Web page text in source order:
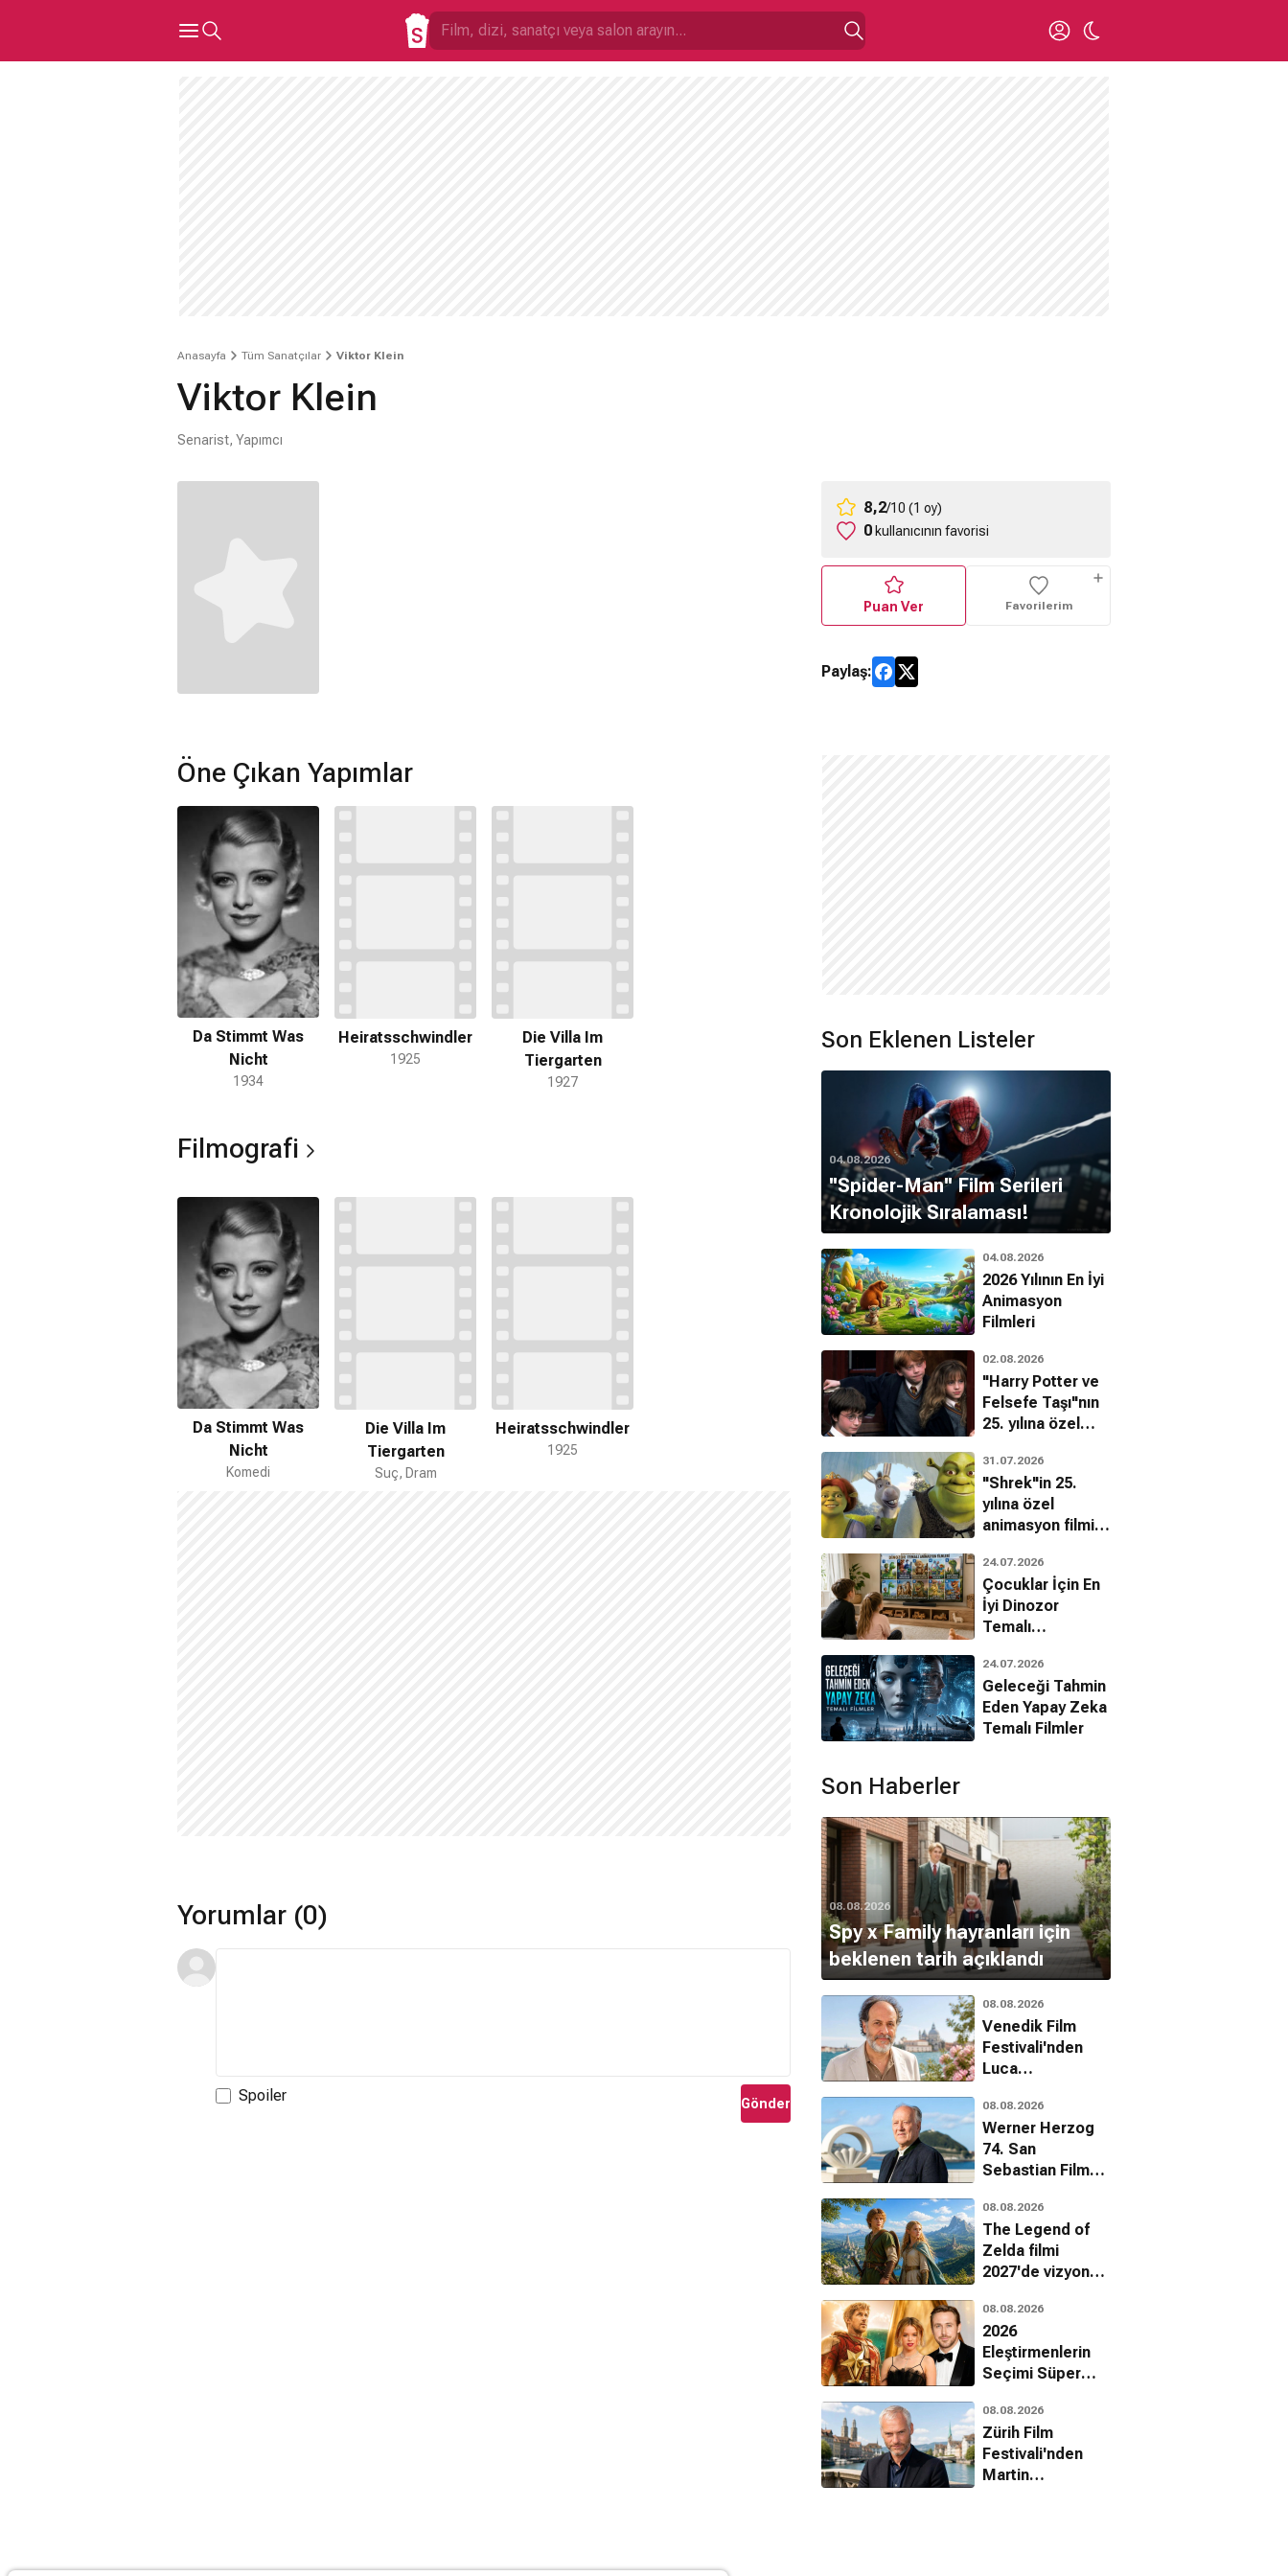
Anasayfa Tüm Sanatçılar Viktor Klein
Viktor Klein
Senarist, Yapımcı
8,2/10 (1 oy)
0kullanıcının favorisi
Puan Ver Favorilerim
Paylaş:
Öne Çıkan Yapımlar
Da Stimmt Was
Nicht
1934
Heiratsschwindler
1925
Die Villa Im
Tiergarten
1927
Filmografi
Da Stimmt Was
Nicht
Komedi
Die Villa Im
Tiergarten
Suç, Dram
Heiratsschwindler
1925
Yorumlar (0)
Spoiler Gönder
Son Eklenen Listeler
04.08.2026
''Spider-Man'' Film Serileri
Kronolojik Sıralaması!
04.08.2026
2026 Yılının En İyi
Animasyon
Filmleri
02.08.2026
"Harry Potter ve
Felsefe Taşı"nın
25. yılına özel
bilinmeyenleri!
31.07.2026
"Shrek"in 25.
yılına özel
animasyon filmin
24.07.2026
Çocuklar İçin En
İyi Dinozor
Temalı
Filmleri
24.07.2026
Geleceği Tahmin
Eden Yapay Zeka
Temalı Filmler
Son Haberler
08.08.2026
Spy x Family hayranları için
beklenen tarih açıklandı
08.08.2026
Venedik Film
Festivali'nden
Luca
onur ödülü
08.08.2026
Werner Herzog
74. San
Sebastian Film
ödülü alacak
08.08.2026
The Legend of
Zelda filmi
2027'de vizyona
08.08.2026
2026
Eleştirmenlerin
Seçimi Süper
sahiplerini buldu
08.08.2026
Zürih Film
Festivali'nden
Martin